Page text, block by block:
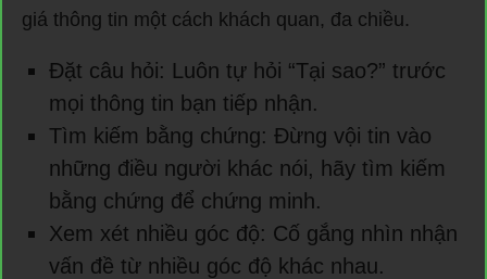
giá thông tin một cách khách quan, đa chiều.
Đặt câu hỏi: Luôn tự hỏi “Tại sao?” trước
mọi thông tin bạn tiếp nhận.
Tìm kiếm bằng chứng: Đừng vội tin vào
những điều người khác nói, hãy tìm kiếm
bằng chứng để chứng minh.
Xem xét nhiều góc độ: Cố gắng nhìn nhận
vấn đề từ nhiều góc độ khác nhau.